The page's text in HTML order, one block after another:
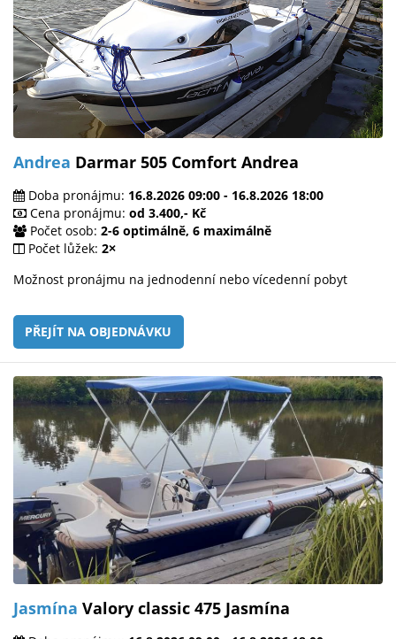
Andrea Darmar 505 Comfort Andrea
Doba pronájmu: 16.8.2026 09:00 - 16.8.2026 18:00
Cena pronájmu: od 3.400,- Kč
Počet osob: 2-6 optimálně, 6 maximálně
Počet lůžek: 2×
Možnost pronájmu na jednodenní nebo vícedenní pobyt
PŘEJÍT NA OBJEDNÁVKU
Jasmína Valory classic 475 Jasmína